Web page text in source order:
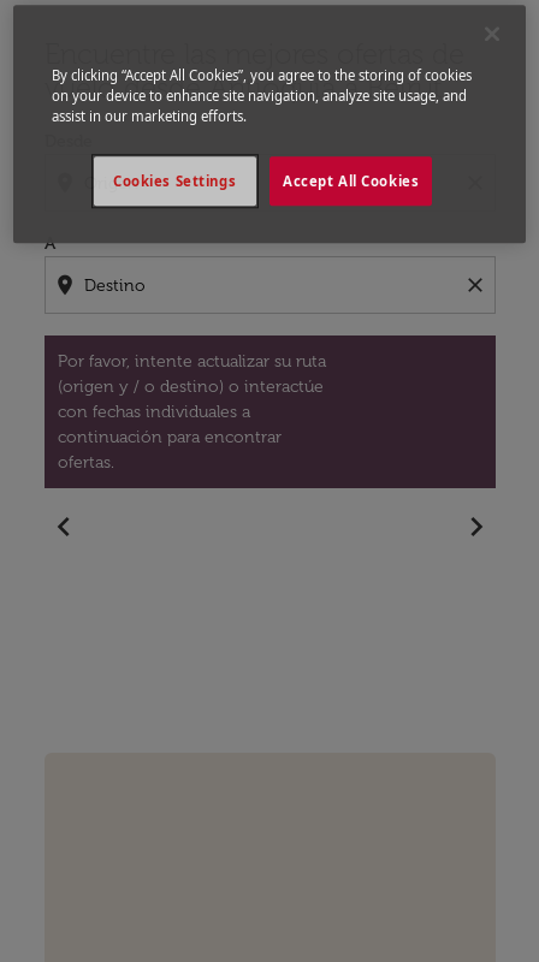
vuelo desde Antioquía a Beirut
A
location_on close
Por favor, intente actualizar su ruta
(origen y / o destino) o interactúe
con fechas individuales a
continuación para encontrar
ofertas.
chevron_left chevron_right
By clicking “Accept All Cookies”, you agree to the storing of cookies
on your device to enhance site navigation, analyze site usage, and
assist in our marketing efforts.
Accept All Cookies
Cookies Settings